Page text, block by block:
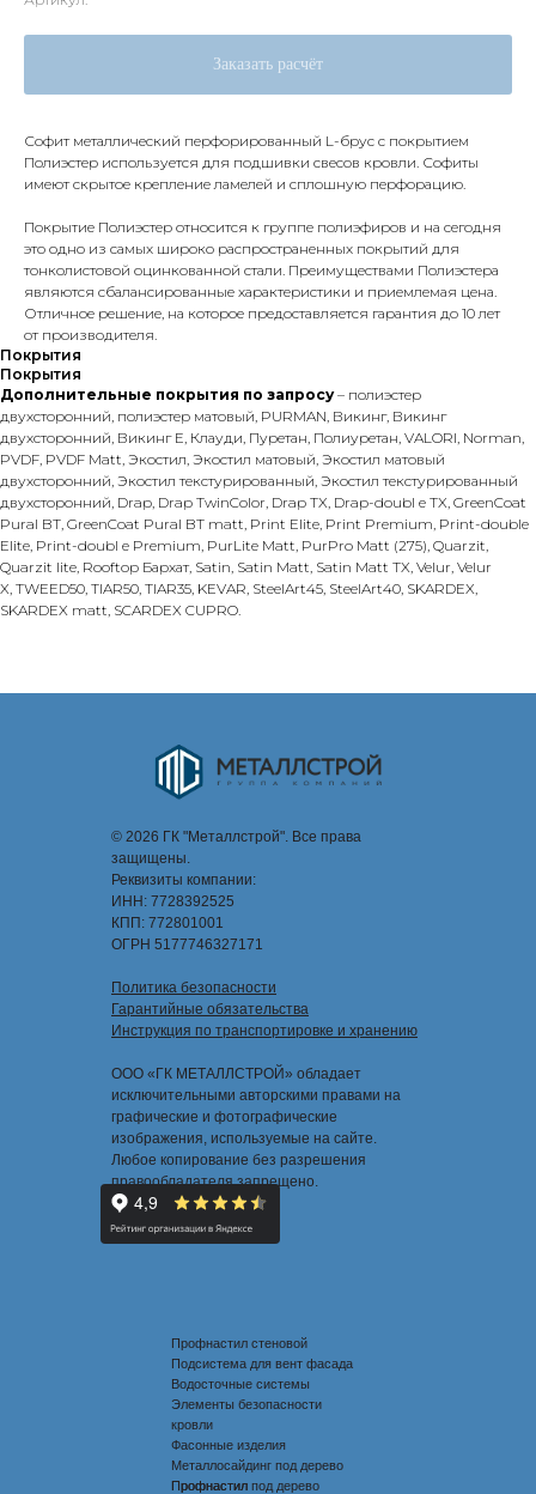
Заказать расчёт
Софит металлический перфорированный L-брус с покрытием
Полиэстер используется для подшивки свесов кровли. Софиты
имеют скрытое крепление ламелей и сплошную перфорацию.
Покрытие Полиэстер относится к группе полиэфиров и на сегодня
это одно из самых широко распространенных покрытий для
тонколистовой оцинкованной стали. Преимуществами Полиэстера
являются сбалансированные характеристики и приемлемая цена.
Отличное решение, на которое предоставляется гарантия до 10 лет
от производителя.
Покрытия
Покрытия
Дополнительные покрытия по запросу– полиэстер
двухсторонний, полиэстер матовый, PURMAN, Викинг, Викинг
двухсторонний, Викинг Е, Клауди, Пуретан, Полиуретан, VALORI, Norman,
PVDF, PVDF Matt, Экостил, Экостил матовый, Экостил матовый
двухсторонний, Экостил текстурированный, Экостил текстурированный
двухсторонний, Drap, Drap TwinColor, Drap TX, Drap-doubl e TX, GreenCoat
Pural BT, GreenCoat Pural BT matt, Print Elite, Print Premium, Print-double
Elite, Print-doubl e Premium, PurLite Matt, PurPro Matt (275), Quarzit,
Quarzit lite, Rooftop Бархат, Satin, Satin Matt, Satin Matt TX, Velur, Velur
X, TWEED50, TIAR50, TIAR35, KEVAR, SteelArt45, SteelArt40, SKARDEX,
SKARDEX matt, SCARDEX CUPRO.
© 2026 ГК "Металлстрой". Все права
защищены.
Реквизиты компании:
ИНН: 7728392525
КПП: 772801001
ОГРН 5177746327171
Политика безопасности
Гарантийные обязательства
Инструкция по транспортировке и хранению
ООО «ГК МЕТАЛЛСТРОЙ» обладает
исключительными авторскими правами на
графические и фотографические
изображения, используемые на сайте.
Любое копирование без разрешения
правообладателя запрещено.
Профнастил стеновой
Подсистема для вент фасада
Водосточные системы
Элементы безопасности
кровли
Фасонные изделия
Металлосайдинг под дерево
Профнастил под дерево
Профнастил